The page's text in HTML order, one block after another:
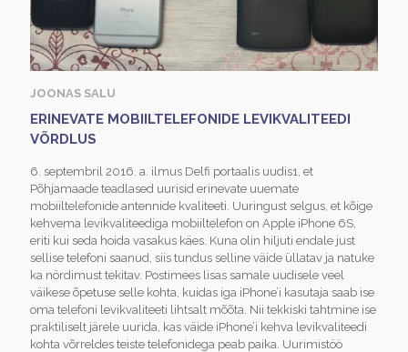
JOONAS SALU
ERINEVATE MOBIILTELEFONIDE LEVIKVALITEEDI
VÕRDLUS
6. septembril 2016. a. ilmus Delfi portaalis uudis1, et
Põhjamaade teadlased uurisid erinevate uuemate
mobiiltelefonide antennide kvaliteeti. Uuringust selgus, et kõige
kehvema levikvaliteediga mobiiltelefon on Apple iPhone 6S,
eriti kui seda hoida vasakus käes. Kuna olin hiljuti endale just
sellise telefoni saanud, siis tundus selline väide üllatav ja natuke
ka nördimust tekitav. Postimees lisas samale uudisele veel
väikese õpetuse selle kohta, kuidas iga iPhone’i kasutaja saab ise
oma telefoni levikvaliteeti lihtsalt mõõta. Nii tekkiski tahtmine ise
praktiliselt järele uurida, kas väide iPhone’i kehva levikvaliteedi
kohta võrreldes teiste telefonidega peab paika. Uurimistöö